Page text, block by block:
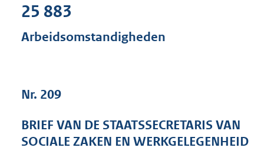
s
e
:
25 883
Arbeidsomstandigheden
Nr. 209
BRIEF VAN DE STAATSSECRETARIS VAN
SOCIALE ZAKEN EN WERKGELEGENHEID